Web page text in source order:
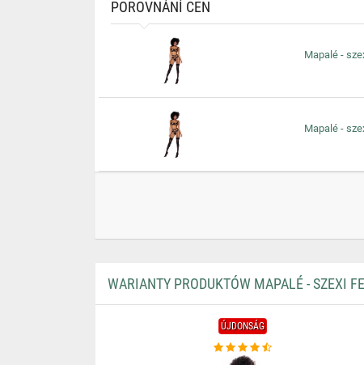
POROVNÁNÍ CEN
Mapalé -
Mapalé -
WARIANTY PRODUKTÓW MAPALÉ - SZEXI
ÚJDONSÁG